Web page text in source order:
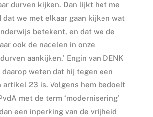
durven kijken. Dan lijkt het me
dat we met elkaar gaan kijken wat
betekent, en dat we de
ook de nadelen in onze
aankijken.’ Engin van DENK
weten dat hij tegen een
artikel 23 is. Volgens hem bedoelt
met de term ‘modernisering’
een inperking van de vrijheid